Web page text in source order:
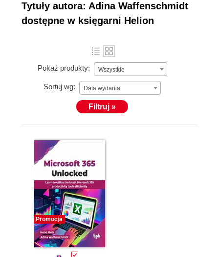
Tytuły autora: Adina Waffenschmidt
dostępne w księgarni Helion
Pokaż produkty: Wszystkie
Sortuj wg: Data wydania
Filtruj »
Promocja